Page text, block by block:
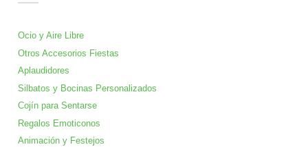
Ocio y Aire Libre
Otros Accesorios Fiestas
Aplaudidores
Silbatos y Bocinas Personalizados
Cojín para Sentarse
Regalos Emoticonos
Animación y Festejos